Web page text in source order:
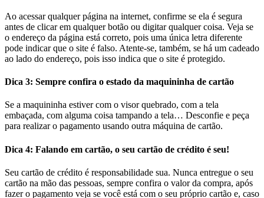
Ao acessar qualquer página na internet, confirme se ela é segura
antes de clicar em qualquer botão ou digitar qualquer coisa. Veja se
o endereço da página está correto, pois uma única letra diferente
pode indicar que o site é falso. Atente-se, também, se há um cadeado
ao lado do endereço, pois isso indica que o site é protegido.
Dica 3: Sempre confira o estado da maquininha de cartão
Se a maquininha estiver com o visor quebrado, com a tela
embaçada, com alguma coisa tampando a tela… Desconfie e peça
para realizar o pagamento usando outra máquina de cartão.
Dica 4: Falando em cartão, o seu cartão de crédito é seu!
Seu cartão de crédito é responsabilidade sua. Nunca entregue o seu
cartão na mão das pessoas, sempre confira o valor da compra, após
fazer o pagamento veja se você está com o seu próprio cartão e, caso